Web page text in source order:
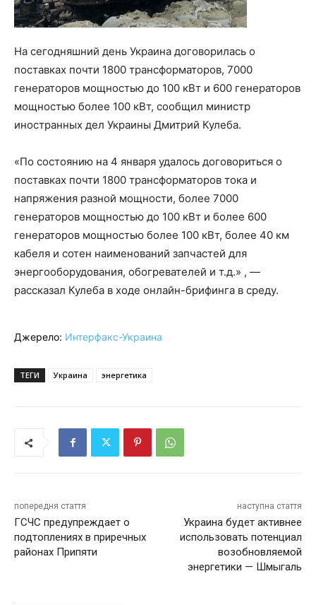
На сегодняшний день Украина договорилась о
поставках почти 1800 трансформаторов, 7000
генераторов мощностью до 100 кВт и 600 генераторов
мощностью более 100 кВт, сообщил министр
иностранных дел Украины Дмитрий Кулеба.
«По состоянию на 4 января удалось договориться о
поставках почти 1800 трансформаторов тока и
напряжения разной мощности, более 7000
генераторов мощностью до 100 кВт и более 600
генераторов мощностью более 100 кВт, более 40 км
кабеля и сотен наименований запчастей для
энергооборудования, обогревателей и т.д.» , —
рассказал Кулеба в ходе онлайн-брифинга в среду.
Джерело: Интерфакс-Украина
ТЕГИ Украина энергетика
попередня стаття
ГСЧС предупреждает о
подтоплениях в приречных
районах Припяти
наступна стаття
Украина будет активнее
использовать потенциал
возобновляемой
энергетики — Шмыгаль